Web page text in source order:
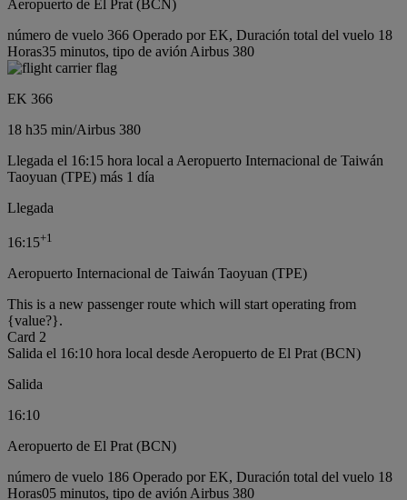
Aeropuerto de El Prat (BCN)
número de vuelo 366 Operado por EK, Duración total del vuelo 18
Horas35 minutos, tipo de avión Airbus 380
EK 366
18 h35 min/Airbus 380
Llegada el 16:15 hora local a Aeropuerto Internacional de Taiwán
Taoyuan (TPE) más 1 día
Llegada
16:15+1
Aeropuerto Internacional de Taiwán Taoyuan (TPE)
This is a new passenger route which will start operating from
{value?}.
Card 2
Salida el 16:10 hora local desde Aeropuerto de El Prat (BCN)
Salida
16:10
Aeropuerto de El Prat (BCN)
número de vuelo 186 Operado por EK, Duración total del vuelo 18
Horas05 minutos, tipo de avión Airbus 380